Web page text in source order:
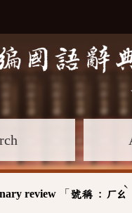
review 「 號稱 : ㄏㄠ
ˋ